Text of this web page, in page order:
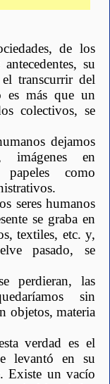
de los
su
transcurrir del
es más que un
colectivos, se
dejamos
imágenes en
como
seres humanos
se graba en
textiles, etc. y,
pasado, se
perdieran, las
sin
objetos, materia
verdad es el
levantó en su
Existe un vacío